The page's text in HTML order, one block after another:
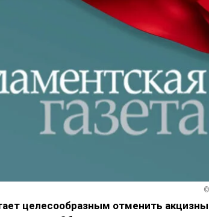
целесообразным отменить